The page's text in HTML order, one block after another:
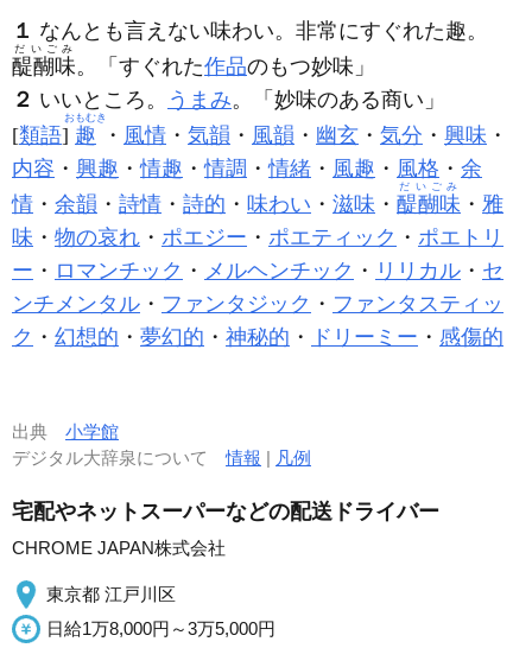
１ なんとも言えない味わい。非常にすぐれた趣。
醍醐味
だいごみ
。「すぐれた作品のもつ妙味 」
２ いいところ。 うまみ。「 妙味のある商い」
[類語] 趣
おもむき
・ 風情 ・ 気韻 ・ 風韻 ・ 幽玄 ・ 気分 ・ 興味 ・
内容 ・ 興趣 ・情趣 ・情調 ・情緒 ・ 風趣 ・ 風格 ・ 余
情 ・ 余韻 ・ 詩情 ・ 詩的 ・ 味わい ・ 滋味 ・ 醍醐味
だいごみ
・ 雅
味 ・ 物の哀れ ・ ポエジー ・ ポエティック ・ ポエトリ
ー ・ ロマンチック ・ メルヘンチック ・ リリカル ・ セ
ンチメンタル ・ ファンタジック ・ ファンタスティッ
ク ・ 幻想的 ・ 夢幻的 ・ 神秘的 ・ ドリーミー ・ 感傷的
出典 小学館
デジタル大辞泉について情報 | 凡例
宅配やネットスーパーなどの配送ドライバー
CHROME JAPAN株式会社
東京都 江戸川区
日給1万8,000円～3万5,000円